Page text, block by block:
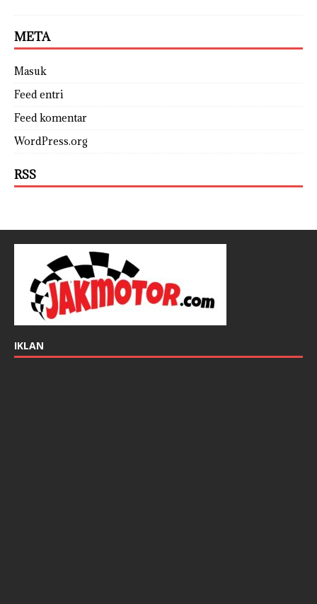
META
Masuk
Feed entri
Feed komentar
WordPress.org
RSS
IKLAN